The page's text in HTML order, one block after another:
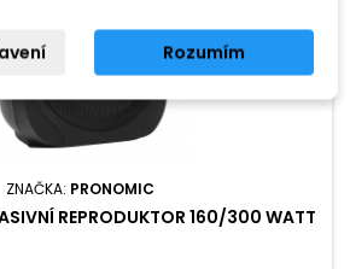
ZNAČKA: PRONOMIC
REPRODUKTOR 160/300 WATT
Rozumím